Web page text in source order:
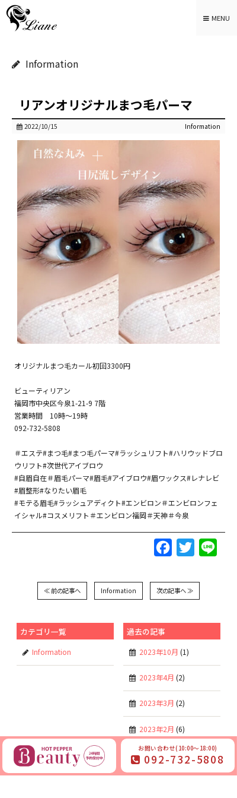
MENU
Information
リアンオリジナルまつ毛パーマ
2022/10/15 Information
オリジナルまつ毛カール初回3300円
ビューティリアン
福岡市中央区今泉1-21-9 7階
営業時間 10時～19時
092-732-5808
＃エステ#まつ毛#まつ毛パーマ#ラッシュリフト#ハリウッドブロ
ウリフト#次世代アイブロウ
#自眉自在＃眉毛パーマ#眉毛#アイブロウ#眉ワックス#レナレビ
#眉整形#なりたい眉毛
#モテる眉毛#ラッシュアディクト#エンビロン＃エンビロンフェ
イシャル#コスメリフト＃エンビロン福岡＃天神＃今泉
Facebook
Twitter
≪ 前の記事へ Information 次の記事へ ≫
カテゴリ一覧
Information
過去の記事
2023年10月 (1)
2023年4月 (2)
2023年3月 (2)
2023年2月 (6)
2023年1月(6)
お問い合わせ(10:00～18:00)
092-732-5808